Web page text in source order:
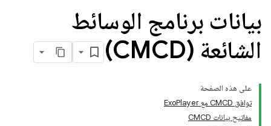
بيانات برنامج الوسائط
الشائعة (CMCD)
على هذه الصفحة
توافق CMCD مع ExoPlayer
مفاتيح بيانات CMCD